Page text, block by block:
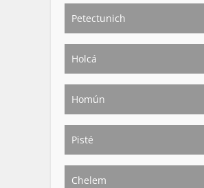
Petectunich
Holcá
Homún
Pisté
Chelem